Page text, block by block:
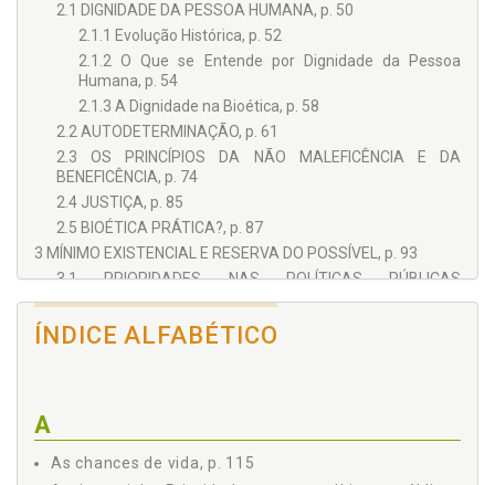
2.1 DIGNIDADE DA PESSOA HUMANA, p. 50
2.1.1 Evolução Histórica, p. 52
2.1.2 O Que se Entende por Dignidade da Pessoa
Humana, p. 54
2.1.3 A Dignidade na Bioética, p. 58
2.2 AUTODETERMINAÇÃO, p. 61
2.3 OS PRINCÍPIOS DA NÃO MALEFICÊNCIA E DA
BENEFICÊNCIA, p. 74
2.4 JUSTIÇA, p. 85
2.5 BIOÉTICA PRÁTICA?, p. 87
3 MÍNIMO EXISTENCIAL E RESERVA DO POSSÍVEL, p. 93
3.1 PRIORIDADES NAS POLÍTICAS PÚBLICAS
ASSISTENCIAIS, p. 113
3.1.1 Clientelismo e Patrimonialismo, p. 114
3.1.2 Ordem de Chegada, p. 114
CONSIDERAÇÕES FINAIS, p. 123
ÍNDICE ALFABÉTICO
A
As chances de vida, p. 115